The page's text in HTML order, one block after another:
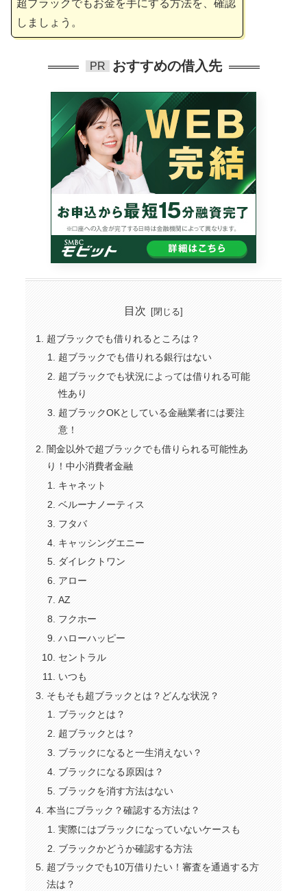
超ブラックでもお金を手にする方法を、確認
しましょう。
PR おすすめの借入先
目次
超ブラックでも借りれるところは？
超ブラックでも借りれる銀行はない
超ブラックでも状況によっては借りれる可能
性あり
超ブラックOKとしている金融業者には要注
意！
闇金以外で超ブラックでも借りられる可能性あ
り！中小消費者金融
キャネット
ベルーナノーティス
フタバ
キャッシングエニー
ダイレクトワン
アロー
AZ
フクホー
ハローハッピー
セントラル
いつも
そもそも超ブラックとは？どんな状況？
ブラックとは？
超ブラックとは？
ブラックになると一生消えない？
ブラックになる原因は？
ブラックを消す方法はない
本当にブラック？確認する方法は？
実際にはブラックになっていないケースも
ブラックかどうか確認する方法
超ブラックでも10万借りたい！審査を通過する方
法は？